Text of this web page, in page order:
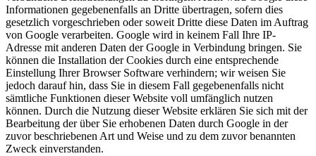
Informationen gegebenenfalls an Dritte übertragen, sofern dies
gesetzlich vorgeschrieben oder soweit Dritte diese Daten im Auftrag
von Google verarbeiten. Google wird in keinem Fall Ihre IP-
Adresse mit anderen Daten der Google in Verbindung bringen. Sie
können die Installation der Cookies durch eine entsprechende
Einstellung Ihrer Browser Software verhindern; wir weisen Sie
jedoch darauf hin, dass Sie in diesem Fall gegebenenfalls nicht
sämtliche Funktionen dieser Website voll umfänglich nutzen
können. Durch die Nutzung dieser Website erklären Sie sich mit der
Bearbeitung der über Sie erhobenen Daten durch Google in der
zuvor beschriebenen Art und Weise und zu dem zuvor benannten
Zweck einverstanden.